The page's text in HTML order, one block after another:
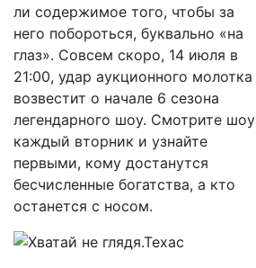
ли содержимое того, чтобы за
него побороться, буквально «на
глаз». Совсем скоро, 14 июля в
21:00, удар аукционного молотка
возвестит о начале 6 сезона
легендарного шоу. Смотрите шоу
каждый вторник и узнайте
первыми, кому достанутся
бесчисленные богатства, а кто
останется с носом.